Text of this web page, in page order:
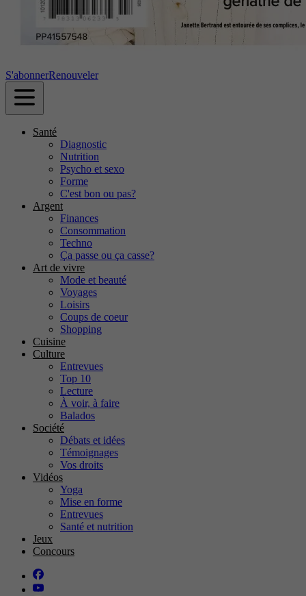
S'abonnerRenouveler
Santé
Diagnostic
Nutrition
Psycho et sexo
Forme
C'est bon ou pas?
Argent
Finances
Consommation
Techno
Ça passe ou ça casse?
Art de vivre
Mode et beauté
Voyages
Loisirs
Coups de coeur
Shopping
Cuisine
Culture
Entrevues
Top 10
Lecture
À voir, à faire
Balados
Société
Débats et idées
Témoignages
Vos droits
Vidéos
Yoga
Mise en forme
Entrevues
Santé et nutrition
Jeux
Concours